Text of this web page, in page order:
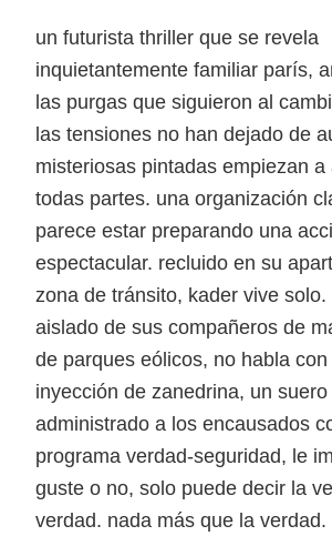
un futurista thriller que se revela
inquietantemente familiar parís,
las purgas que siguieron al
las tensiones no han dejado de
misteriosas pintadas empiezan a
todas partes. una organización
parece estar preparando una
espectacular. recluido en su
zona de tránsito, kader vive solo.
aislado de sus compañeros de
de parques eólicos, no habla
inyección de zanedrina, un
administrado a los encausados
programa verdad-seguridad, le
guste o no, solo puede decir la
verdad. nada más que la